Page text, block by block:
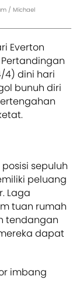
/ Michael
Everton
Pertandingan
4) dini hari
bunuh diri
sepuluh
peluang
Laga
tuan rumah
tendangan
dapat
imbang